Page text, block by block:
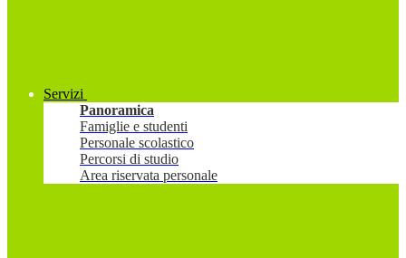
Servizi
Panoramica
Famiglie e studenti
Personale scolastico
Percorsi di studio
Area riservata personale